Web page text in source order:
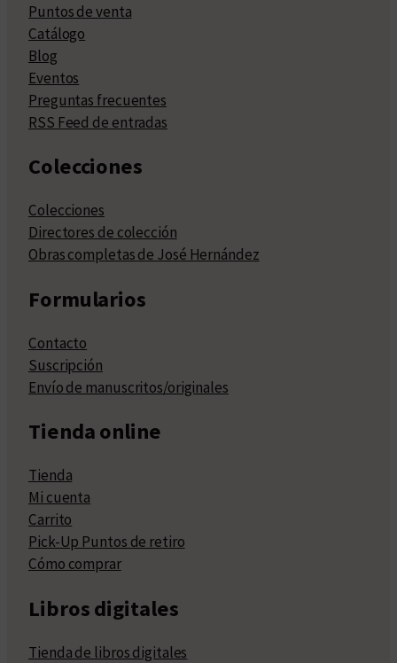
Puntos de venta
Catálogo
Blog
Eventos
Preguntas frecuentes
RSS Feed de entradas
Colecciones
Colecciones
Directores de colección
Obras completas de José Hernández
Formularios
Contacto
Suscripción
Envío de manuscritos/originales
Tienda online
Tienda
Mi cuenta
Carrito
Pick-Up Puntos de retiro
Cómo comprar
Libros digitales
Tienda de libros digitales